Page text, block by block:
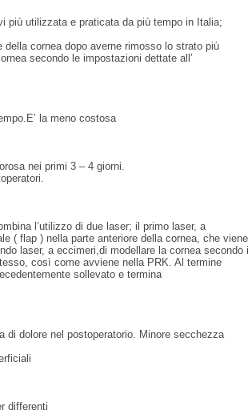
più utilizzata e praticata da più tempo in Italia;
della cornea dopo averne rimosso lo strato più
secondo le impostazioni dettate all’
E’ la meno costosa
nei primi 3 – 4 giorni.
l’utilizzo di due laser; il primo laser, a
( flap ) nella parte anteriore della cornea, che viene
laser, a eccimeri,di modellare la cornea secondo i
così come avviene nella PRK. Al termine
sollevato e termina
di dolore nel postoperatorio. Minore secchezza
differenti